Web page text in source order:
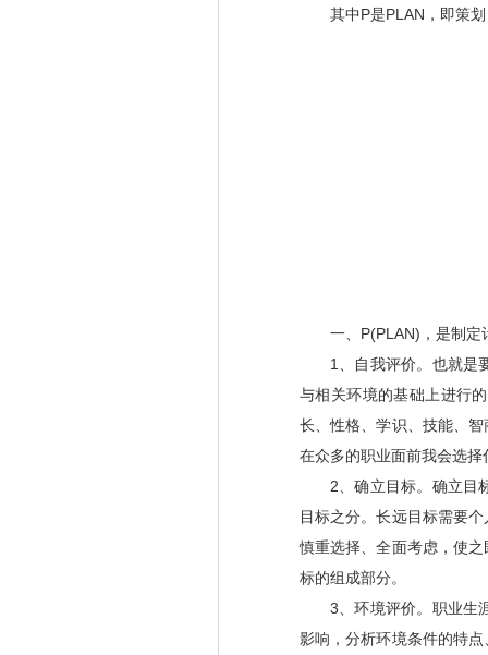
其中P是PLAN ，即策
一、 P(PLAN) ，是制
1
、自我评价。也就
与相关环境的基础上进行
长、性格、学识、技能、
在众多的职业面前我会选择
2 、确立目标。确立
目标之分。长远目标需要
慎重选择、全面考虑，使
标的组成部分。
3 、环境评价。职业
影响，分析环境条件的特